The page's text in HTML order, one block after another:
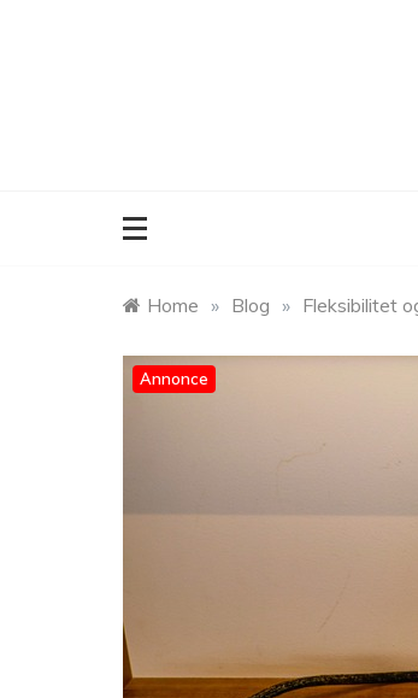
Home » Blog » Fleksibilitet
Annonce